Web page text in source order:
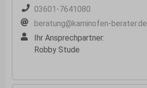
03601-7641080
beratung@kaminofen-berater.de
Ihr Ansprechpartner:
Robby Stude